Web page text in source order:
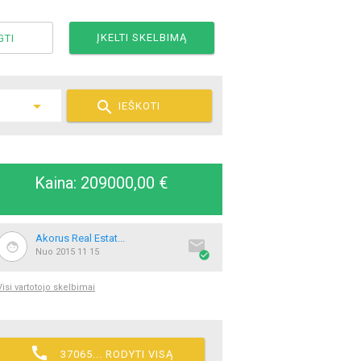
ĮKELTI SKELBIMĄ
 IEŠKOTI
Kaina: 209000,00 €
Akorus Real Estat...
Nuo 2015 11 15 

vartotojo skelbimai
 37065... RODYTI VISĄ